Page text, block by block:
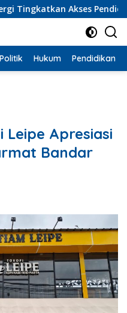
Akses Pendidikan Tinggi
Politik Hukum Pendidikan
Leipe Apresiasi
Bandar